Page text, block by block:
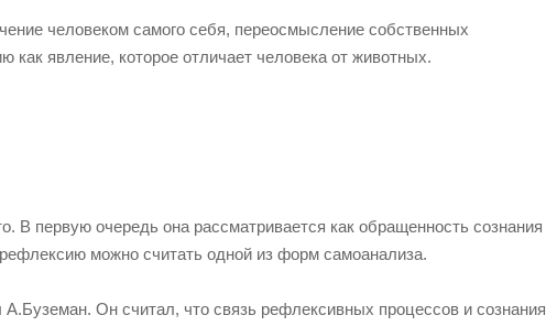
человеком самого себя, переосмысление собственных
явление, которое отличает человека от животных.
В первую очередь она рассматривается как обращенность сознания
можно считать одной из форм самоанализа.
Он считал, что связь рефлексивных процессов и сознания